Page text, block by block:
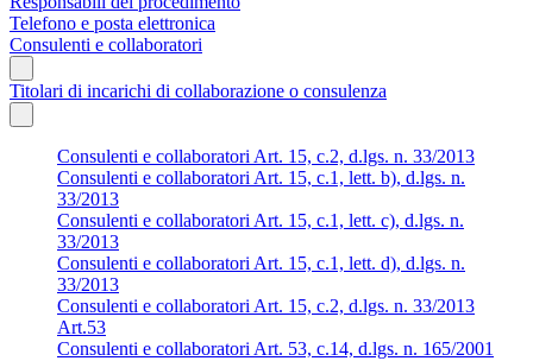
Telefono e posta elettronica
Consulenti e collaboratori
Titolari di incarichi di collaborazione o consulenza
Consulenti e collaboratori Art. 15, c.2, d.lgs. n. 33/2013
Consulenti e collaboratori Art. 15, c.1, lett. b), d.lgs. n.
33/2013
Consulenti e collaboratori Art. 15, c.1, lett. c), d.lgs. n.
33/2013
Consulenti e collaboratori Art. 15, c.1, lett. d), d.lgs. n.
33/2013
Consulenti e collaboratori Art. 15, c.2, d.lgs. n. 33/2013
Art.53
Consulenti e collaboratori Art. 53, c.14, d.lgs. n. 165/2001